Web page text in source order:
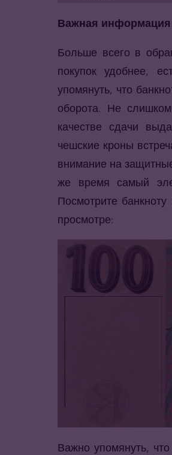
Важная информация
Больше всего в
покупок удобнее,
упомянуть, что
оборота. Не
качестве сдачи
чешские кроны
внимание на
же время самый
Посмотрите
просмотре:
Важно упомянуть,